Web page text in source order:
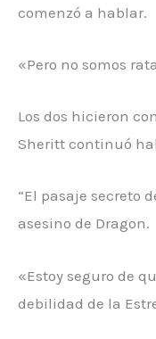
comenzó a hablar.
«Pero no somos
Los dos hicieron
Sheritt continuó
“El pasaje secreto
asesino de Dragon.
«Estoy seguro de
debilidad de la